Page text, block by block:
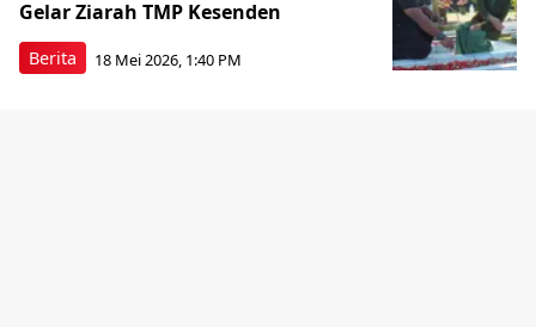
Berita
Gelar Ziarah TMP Kesenden
18 Mei 2026, 1:40 PM